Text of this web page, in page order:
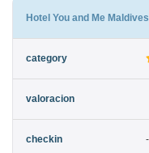
Hotel You and Me Maldives
-